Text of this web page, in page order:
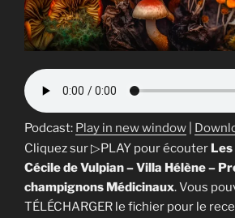
Champignons »
Podcast: Play in new window
Cliquez sur ▷PLAY pour écouter
Cécile de Vulpian – Villa Hélène –
champignons Médicinaux. Vous
TÉLÉCHARGER le fichier pour le